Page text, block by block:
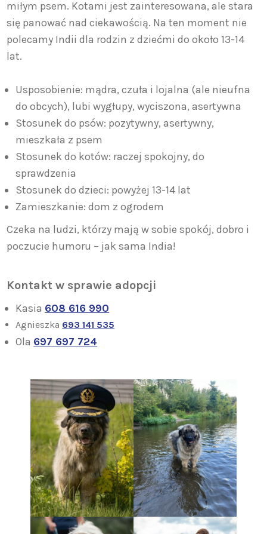
miłym psem. Kotami jest zainteresowana, ale stara
się panować nad ciekawością. Na ten moment nie
polecamy Indii dla rodzin z dziećmi do około 13-14
lat.
Usposobienie: mądra, czuła i lojalna (ale nieufna
do obcych), lubi wygłupy, wyciszona, asertywna
Stosunek do psów: pozytywny, asertywny,
mieszkała z psem
Stosunek do kotów: raczej spokojny, do
sprawdzenia
Stosunek do dzieci: powyżej 13-14 lat
Zamieszkanie: dom z ogrodem
Czeka na ludzi, którzy mają w sobie spokój, dobro i
poczucie humoru – jak sama India!
Kontakt w sprawie adopcji
Kasia 608 616 990
Agnieszka 693 141 535
Ola 697 697 724